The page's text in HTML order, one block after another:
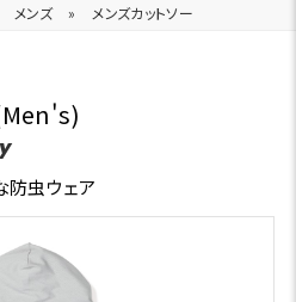
メンズ » メンズカットソー
防虫ウェア